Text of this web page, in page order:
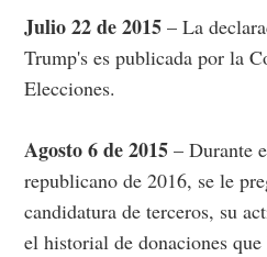
Julio 22 de 2015 – La
Trump's es publicada por la
Elecciones.
Agosto 6 de 2015 – Durante
republicano de 2016, se le
candidatura de terceros, su
el historial de donaciones